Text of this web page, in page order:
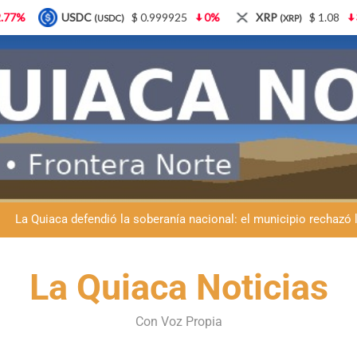
Día del Niño en La Quiaca: el municipio prepara una gran
La Quiaca despide a Luis Barea: el
La Quiaca defendió la soberanía nacional: el municipio rechazó
Luciana Álvarez recibió el Premio San Salvador: La Quiaca celebra
La Quiaca despide a Luis Barea: el
La Quiaca defendió la soberanía nacional: el municipio
La Quiaca Noticias
Con Voz Propia
0% XRP(XRP) $ 1.08 3.87% Solana(SOL) $